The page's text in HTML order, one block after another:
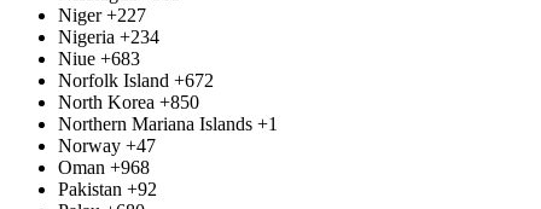
Niger +227
Nigeria +234
Niue +683
Norfolk Island +672
North Korea +850
Northern Mariana Islands +1
Norway +47
Oman +968
Pakistan +92